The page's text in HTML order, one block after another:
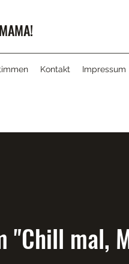
Kontakt Impressum
"Chill mal,